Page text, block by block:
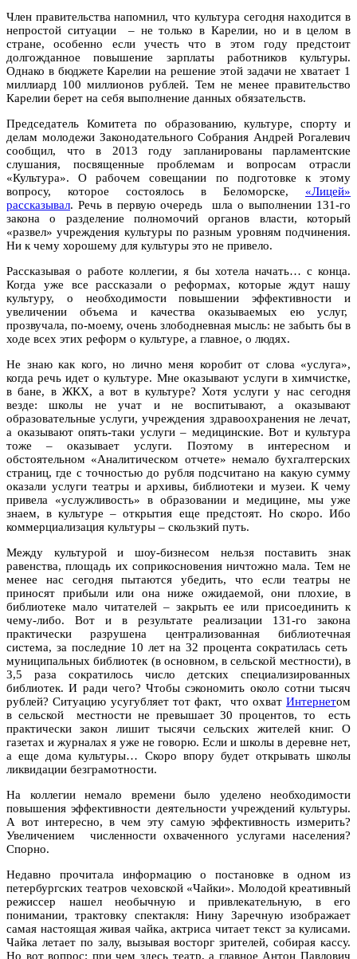
Член правительства напомнил, что культура сегодня находится в
непростой ситуации – не только в Карелии, но и в целом в
стране, особенно если учесть что в этом году предстоит
долгожданное повышение зарплаты работников культуры.
Однако в бюджете Карелии на решение этой задачи не хватает 1
миллиард 100 миллионов рублей. Тем не менее правительство
Карелии берет на себя выполнение данных обязательств.
Председатель Комитета по образованию, культуре, спорту и
делам молодежи Законодательного Собрания Андрей Рогалевич
сообщил, что в 2013 году запланированы парламентские
слушания, посвященные проблемам и вопросам отрасли
«Культура». О рабочем совещании по подготовке к этому
вопросу, которое состоялось в Беломорске, «Лицей»
рассказывал. Речь в первую очередь шла о выполнении 131-го
закона о разделение полномочий органов власти, который
«развел» учреждения культуры по разным уровням подчинения.
Ни к чему хорошему для культуры это не привело.
Рассказывая о работе коллегии, я бы хотела начать… с конца.
Когда уже все рассказали о реформах, которые ждут нашу
культуру, о необходимости повышении эффективности и
увеличении объема и качества оказываемых ею услуг,
прозвучала, по-моему, очень злободневная мысль: не забыть бы в
ходе всех этих реформ о культуре, а главное, о людях.
Не знаю как кого, но лично меня коробит от слова «услуга»,
когда речь идет о культуре. Мне оказывают услуги в химчистке,
в бане, в ЖКХ, а вот в культуре? Хотя услуги у нас сегодня
везде: школы не учат и не воспитывают, а оказывают
образовательные услуги, учреждения здравоохранения не лечат,
а оказывают опять-таки услуги – медицинские. Вот и культура
тоже – оказывает услуги. Поэтому в интересном и
обстоятельном «Аналитическом отчете» немало бухгалтерских
страниц, где с точностью до рубля подсчитано на какую сумму
оказали услуги театры и архивы, библиотеки и музеи. К чему
привела «услужливость» в образовании и медицине, мы уже
знаем, в культуре – открытия еще предстоят. Но скоро. Ибо
коммерциализация культуры – скользкий путь.
Между культурой и шоу-бизнесом нельзя поставить знак
равенства, площадь их соприкосновения ничтожно мала. Тем не
менее нас сегодня пытаются убедить, что если театры не
приносят прибыли или она ниже ожидаемой, они плохие, в
библиотеке мало читателей – закрыть ее или присоединить к
чему-либо. Вот и в результате реализации 131-го закона
практически разрушена централизованная библиотечная
система, за последние 10 лет на 32 процента сократилась сеть
муниципальных библиотек (в основном, в сельской местности), в
3,5 раза сократилось число детских специализированных
библиотек. И ради чего? Чтобы сэкономить около сотни тысяч
рублей? Ситуацию усугубляет тот факт, что охват Интернетом
в сельской местности не превышает 30 процентов, то есть
практически закон лишит тысячи сельских жителей книг. О
газетах и журналах я уже не говорю. Если и школы в деревне нет,
а еще дома культуры… Скоро впору будет открывать школы
ликвидации безграмотности.
На коллегии немало времени было уделено необходимости
повышения эффективности деятельности учреждений культуры.
А вот интересно, в чем эту самую эффективность измерить?
Увеличением численности охваченного услугами населения?
Спорно.
Недавно прочитала информацию о постановке в одном из
петербургских театров чеховской «Чайки». Молодой креативный
режиссер нашел необычную и привлекательную, в его
понимании, трактовку спектакля: Нину Заречную изображает
самая настоящая живая чайка, актриса читает текст за кулисами.
Чайка летает по залу, вызывая восторг зрителей, собирая кассу.
Но вот вопрос: при чем здесь театр, а главное Антон Павлович